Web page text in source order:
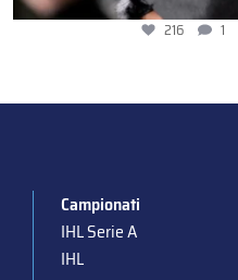
216 1
Campionati
IHL Serie A
IHL